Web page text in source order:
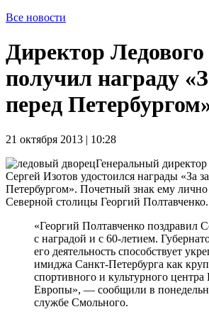
Все новости
Директор
получил награду
перед
21 октября 2013 | 10:28
Генеральный
Сергей Изотов удостоился награды «За
Петербургом». Почетный знак ему лично
Северной столицы Георгий Полтавченко.
«Георгий Полтавченко поздравил
с наградой и с 60-летием.
его деятельность способствует
имиджа Санкт-Петербурга как
спортивного и культурного центра
Европы», — сообщили в
службе Смольного.